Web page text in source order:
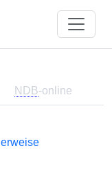
NDB-online